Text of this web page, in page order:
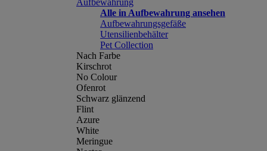
Aufbewahrung
Alle in Aufbewahrung ansehen
Aufbewahrungsgefäße
Utensilienbehälter
Pet Collection
Nach Farbe
Kirschrot
No Colour
Ofenrot
Schwarz glänzend
Flint
Azure
White
Meringue